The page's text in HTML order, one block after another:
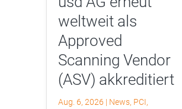
weltweit als
Approved
Scanning Vendor
(ASV) akkreditiert
Aug. 6, 2026 | News, PCI,